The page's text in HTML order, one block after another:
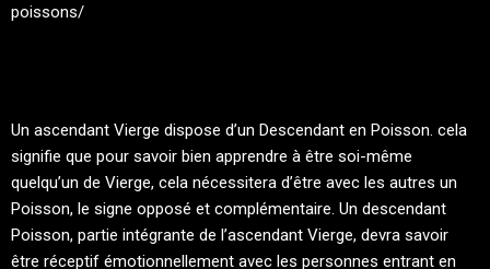
poissons/
Un ascendant Vierge dispose d’un Descendant en Poisson. cela
signifie que pour savoir bien apprendre à être soi-même
quelqu’un de Vierge, cela nécessitera d’être avec les autres un
Poisson, le signe opposé et complémentaire. Un descendant
Poisson, partie intégrante de l’ascendant Vierge, devra savoir
être réceptif émotionnellement avec les personnes entrant en